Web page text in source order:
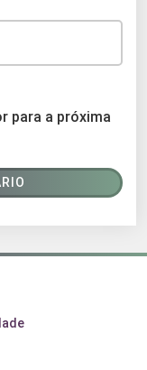
para a próxima